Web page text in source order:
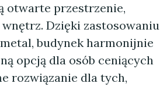
otwarte przestrzenie,
Dzięki zastosowaniu
budynek harmonijnie
opcją dla osób ceniących
rozwiązanie dla tych,